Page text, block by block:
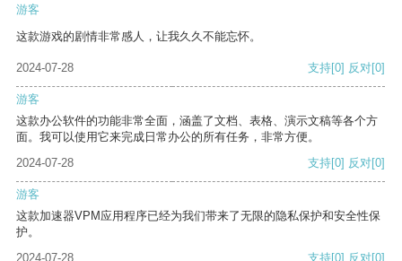
游客
这款游戏的剧情非常感人，让我久久不能忘怀。
2024-07-28 支持[0] 反对[0]
游客
这款办公软件的功能非常全面，涵盖了文档、表格、演示文稿等各个方
面。我可以使用它来完成日常办公的所有任务，非常方便。
2024-07-28
支持[0] 反对[0]
游客
这款加速器VPM应用程序已经为我们带来了无限的隐私保护和安全性保
护。
2024-07-28
支持[0] 反对[0]